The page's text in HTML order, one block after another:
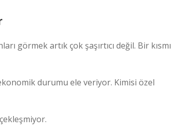
görmek artık çok şaşırtıcı değil. Bir kısmı
durumu ele veriyor. Kimisi özel